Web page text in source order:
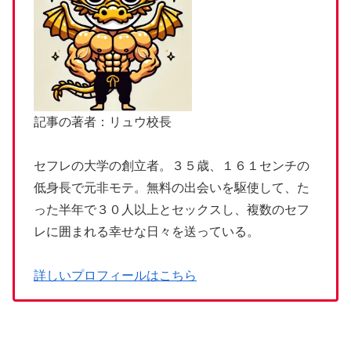
記事の著者：リュウ校長
セフレの大学の創立者。３５歳、１６１センチの
低身長で元非モテ。無料の出会いを駆使して、た
った半年で３０人以上とセックスし、複数のセフ
レに囲まれる幸せな日々を送っている。
詳しいプロフィールはこちら